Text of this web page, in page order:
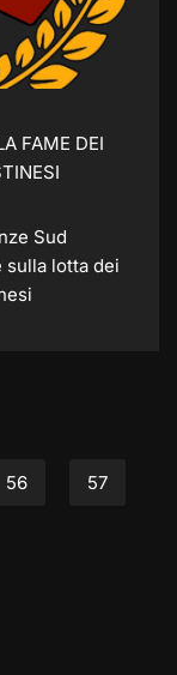
FAME DEI
Sud
sulla lotta dei
56 57